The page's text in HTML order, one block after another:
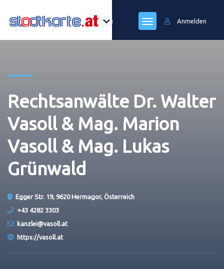
Anmelden
Rechtsanwälte Dr. Walter
Vasoll & Mag. Marion
Vasoll & Mag. Lukas
Grünwald
Egger Str. 19, 9620 Hermagor, Österreich
+43 4282 3303
kanzlei@vasoll.at
https://vasoll.at